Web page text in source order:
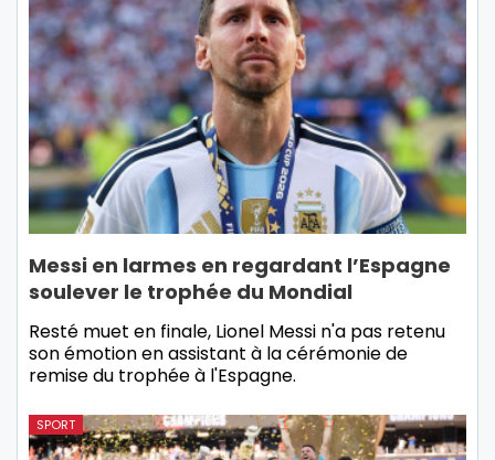
Messi en larmes en regardant l’Espagne
soulever le trophée du Mondial
Resté muet en finale, Lionel Messi n'a pas retenu
son émotion en assistant à la cérémonie de
remise du trophée à l'Espagne.
SPORT